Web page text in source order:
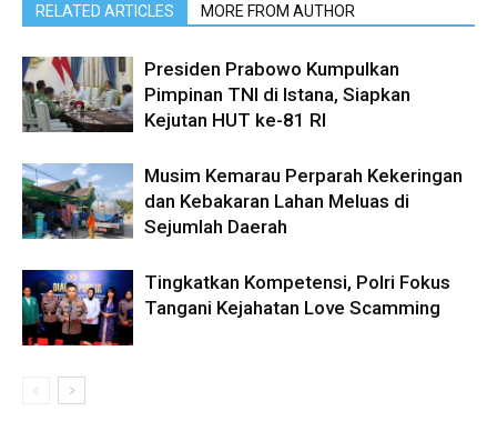
RELATED ARTICLES MORE FROM AUTHOR
Presiden Prabowo Kumpulkan
Pimpinan TNI di Istana, Siapkan
Kejutan HUT ke-81 RI
Musim Kemarau Perparah Kekeringan
dan Kebakaran Lahan Meluas di
Sejumlah Daerah
Tingkatkan Kompetensi, Polri Fokus
Tangani Kejahatan Love Scamming